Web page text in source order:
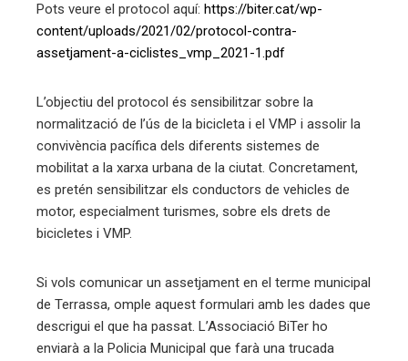
Pots veure el protocol aquí: https://biter.cat/wp-
content/uploads/2021/02/protocol-contra-
assetjament-a-ciclistes_vmp_2021-1.pdf
L’objectiu del protocol és sensibilitzar sobre la
normalització de l’ús de la bicicleta i el VMP i assolir la
convivència pacífica dels diferents sistemes de
mobilitat a la xarxa urbana de la ciutat. Concretament,
es pretén sensibilitzar els conductors de vehicles de
motor, especialment turismes, sobre els drets de
bicicletes i VMP.
Si vols comunicar un assetjament en el terme municipal
de Terrassa, omple aquest formulari amb les dades que
descrigui el que ha passat. L’Associació BiTer ho
enviarà a la Policia Municipal que farà una trucada